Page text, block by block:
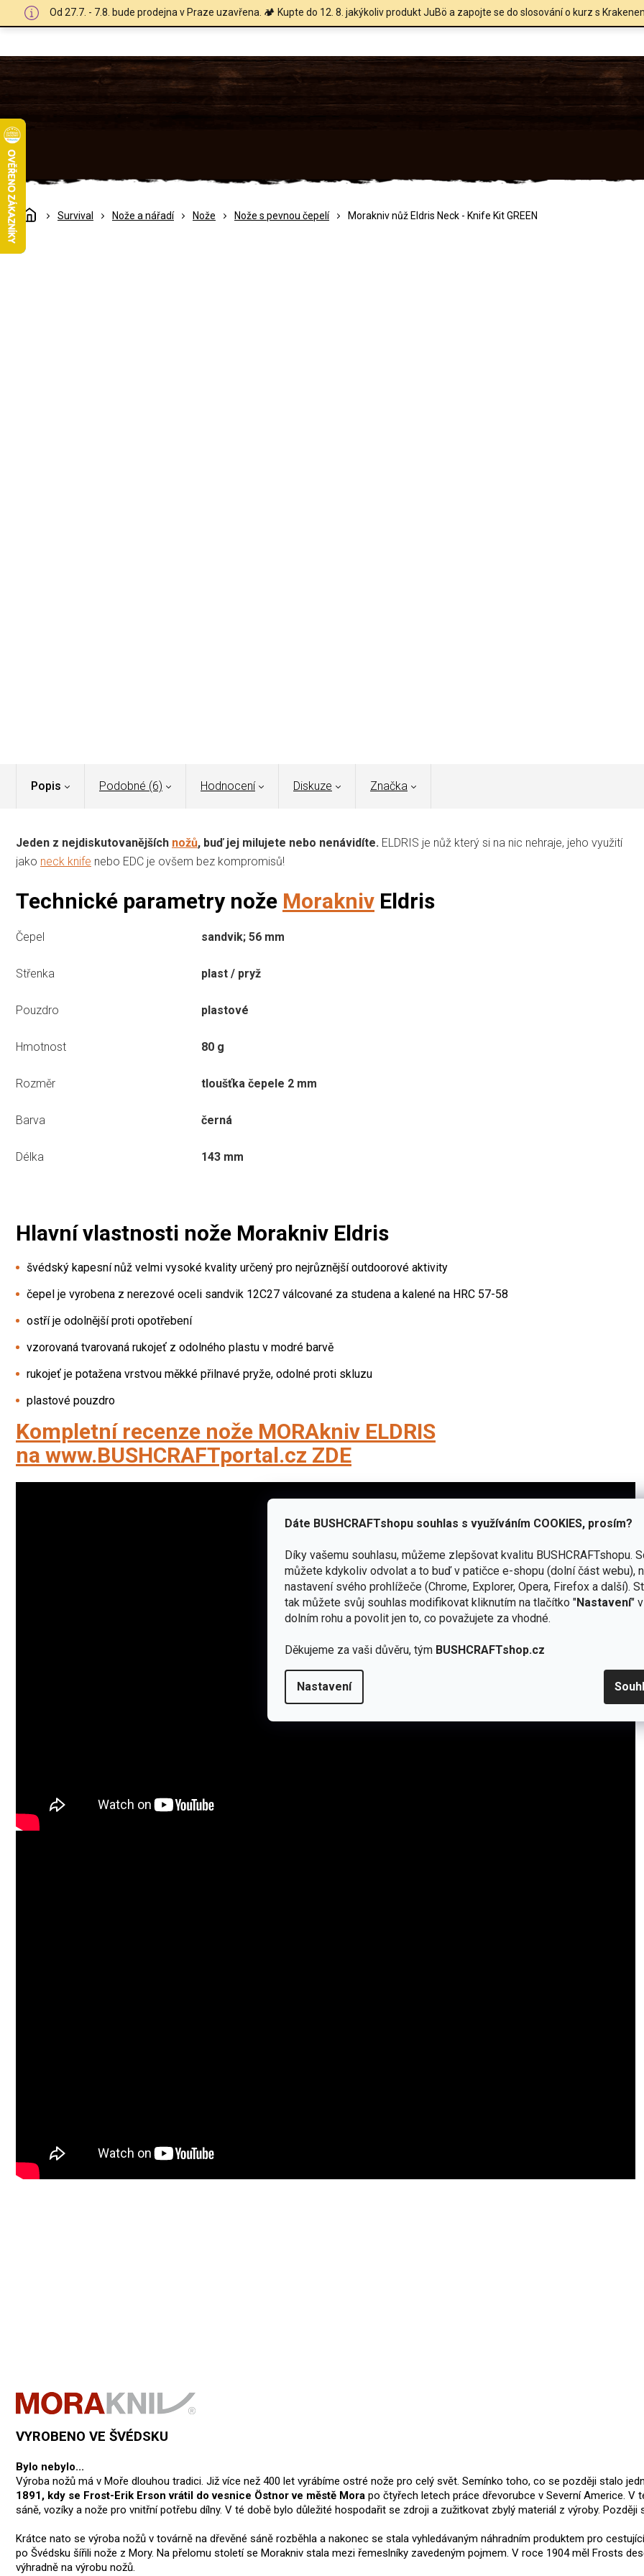
Dáte BUSHCRAFTshopu souhlas s využíváním COOKIES, prosím?
Díky vašemu souhlasu, můžeme zlepšovat kvalitu BUSHCRAFTshopu.
můžete kdykoliv odvolat a to buď v patičce e-shopu (dolní část webu),
nastavení svého prohlížeče (Chrome, Explorer, Opera, Firefox a další).
tak můžete svůj souhlas modifikovat kliknutím na tlačítko "Nastavení"
dolním rohu a povolit jen to, co považujete za vhodné.
Děkujeme za vaši důvěru, tým BUSHCRAFTshop.cz
Nastavení
Od 27.7. - 7.8. bude prodejna v Praze uzavřena. 🏕️ Kupte do 12. 8. jakýkoliv produkt JuBö a zapojte se do slosování o kurz s
DomůSurvival Nože a nářadí Nože Nože s pevnou čepelí Morakniv nůž Eldris Neck - Knife Kit GREEN
Popis Podobné (6) Hodnocení Diskuze Značka
Jeden z nejdiskutovanějších nožů, buď jej milujete nebo nenávidíte. ELDRIS je nůž který si na nic nehraje, jeho využití
jako neck knife nebo EDC je ovšem bez kompromisů!
Technické parametry nože Morakniv Eldris
Čepel sandvik; 56 mm
Střenka plast / pryž
Pouzdro plastové
Hmotnost 80 g
Rozměr tloušťka čepele 2 mm
Barva černá
Délka 143 mm
Hlavní vlastnosti nože Morakniv Eldris
švédský kapesní nůž velmi vysoké kvality určený pro nejrůznější outdoorové aktivity
čepel je vyrobena z nerezové oceli sandvik 12C27 válcované za studena a kalené na HRC 57-58
ostří je odolnější proti opotřebení
vzorovaná tvarovaná rukojeť z odolného plastu v modré barvě
rukojeť je potažena vrstvou měkké přilnavé pryže, odolné proti skluzu
plastové pouzdro
Kompletní recenze nože MORAkniv ELDRIS
na www.BUSHCRAFTportal.cz ZDE
VYROBENO VE ŠVÉDSKU
Bylo nebylo...
Výroba nožů má v Moře dlouhou tradici. Již více než 400 let vyrábíme ostré nože pro celý svět. Semínko toho, co se později stalo
1891, kdy se Frost-Erik Erson vrátil do vesnice Östnor ve městě Mora po čtyřech letech práce dřevorubce v Severní Americe. V
sáně, vozíky a nože pro vnitřní potřebu dílny. V té době bylo důležité hospodařit se zdroji a zužitkovat zbylý materiál z výroby.
Krátce nato se výroba nožů v továrně na dřevěné sáně rozběhla a nakonec se stala vyhledávaným náhradním produktem pro
po Švédsku šířili nože z Mory. Na přelomu století se Morakniv stala mezi řemeslníky zavedeným pojmem. V roce 1904 měl Frosts
výhradně na výrobu nožů.